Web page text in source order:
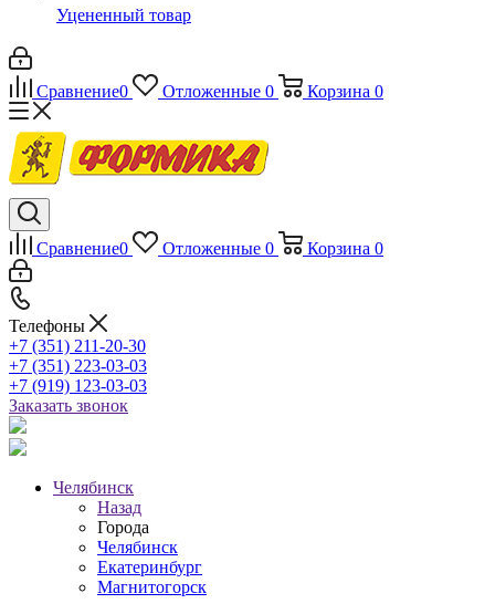
Уцененный товар
Сравнение0 Отложенные 0 Корзина 0
Сравнение0 Отложенные 0 Корзина 0
Телефоны
+7 (351) 211-20-30
+7 (351) 223-03-03
+7 (919) 123-03-03
Заказать звонок
Челябинск
Назад
Города
Челябинск
Екатеринбург
Магнитогорск